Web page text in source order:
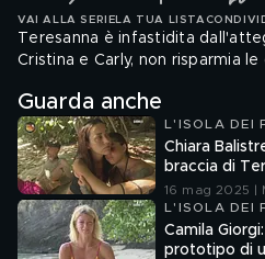
VAI ALLA SERIE LA TUA LISTA
Teresanna è infastidita
Cristina e Carly, non risparmia
Guarda anche
L'ISOLA DEI
Chiara
braccia di
16 mag 2025 |
L'ISOLA DEI
Camila
prototipo di